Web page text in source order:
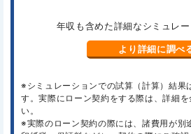
年収も含めた詳細なシミュレ
より詳細に調べ
※シミュレーションでの試算（計算）結果
す。実際にローン契約をする際は、詳細
い。
※実際のローン契約の際には、諸費用が別